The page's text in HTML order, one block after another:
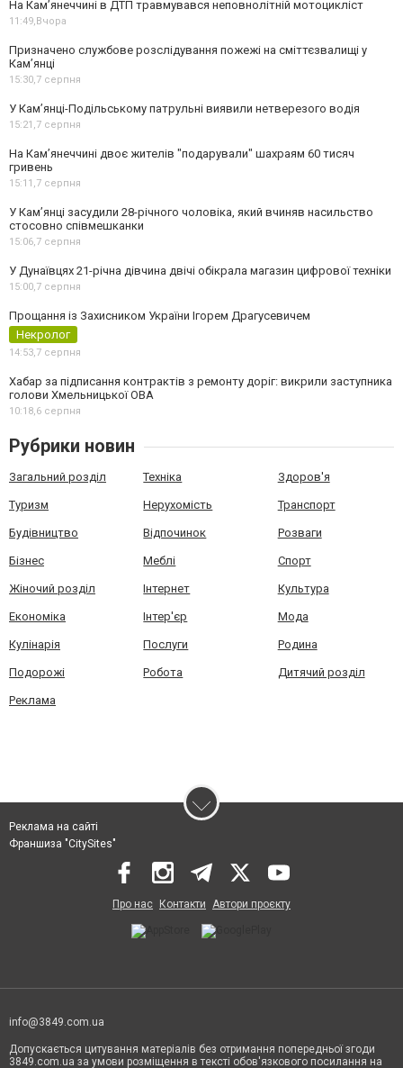
На Кам’янеччині в ДТП травмувався неповнолітній мотоцикліст
11:49,Вчора
Призначено службове розслідування пожежі на сміттєзвалищі у
Кам’янці
15:30,7 серпня
У Кам’янці-Подільському патрульні виявили нетверезого водія
15:21,7 серпня
На Камʼянеччині двоє жителів "подарували" шахраям 60 тисяч
гривень
15:11,7 серпня
У Камʼянці засудили 28-річного чоловіка, який вчиняв насильство
стосовно співмешканки
15:06,7 серпня
У Дунаївцях 21-річна дівчина двічі обікрала магазин цифрової техніки
15:00,7 серпня
Прощання із Захисником України Ігорем Драгусевичем
Некролог
14:53,7 серпня
Хабар за підписання контрактів з ремонту доріг: викрили заступника
голови Хмельницької ОВА
10:18,6 серпня
Рубрики новин
Загальний розділ Техніка Здоров'я
Туризм Нерухомість Транспорт
Будівництво Відпочинок Розваги
Бізнес Меблі Спорт
Жіночий розділ Інтернет Культура
Економіка Інтер'єр Мода
Кулінарія Послуги Родина
Подорожі Робота Дитячий розділ
Реклама
Реклама на сайті
Франшиза "CitySites"
Про нас Контакти Автори проєкту
info@3849.com.ua
Допускається цитування матеріалів без отримання попередньої згоди
3849.com.ua за умови розміщення в тексті обов'язкового посилання на